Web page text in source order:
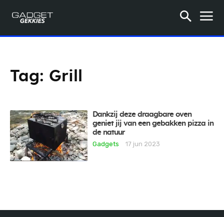
Tag: Grill
Dankzij deze draagbare oven
geniet jij van een gebakken pizza in
de natuur
Gadgets
17 jun 2023